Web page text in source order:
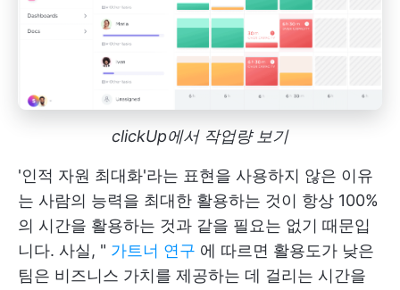
clickUp에서 작업량 보기
'인적 자원 최대화'라는 표현을 사용하지 않은 이유
는 사람의 능력을 최대한 활용하는 것이 항상 100%
의 시간을 활용하는 것과 같을 필요는 없기 때문입
니다. 사실, " 가트너 연구 에 따르면 활용도가 낮은
팀은 비즈니스 가치를 제공하는 데 걸리는 시간을